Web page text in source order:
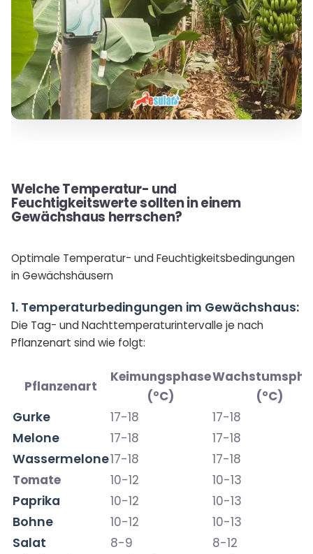
Welche Temperatur- und
Feuchtigkeitswerte sollten in einem
Gewächshaus herrschen?
Optimale Temperatur- und Feuchtigkeitsbedingungen
in Gewächshäusern
1. Temperaturbedingungen im Gewächshaus:
Die Tag- und Nachttemperaturintervalle je nach
Pflanzenart sind wie folgt:
Pflanzenart
Keimungsphase
(°C)
(°C)
Gurke
17-18
17-18
Melone
17-18
17-18
Wassermelone17-18
17-18
Tomate
10-12
10-13
Paprika
10-12
10-13
Bohne
10-12
10-13
Salat
8-9 8-12